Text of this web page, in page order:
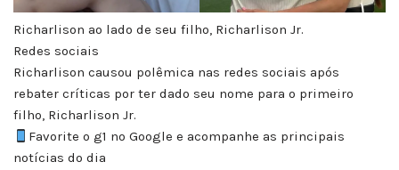
Richarlison ao lado de seu filho, Richarlison Jr.
Redes sociais
Richarlison causou polêmica nas redes sociais após
rebater críticas por ter dado seu nome para o primeiro
filho, Richarlison Jr.
Favorite o g1 no Google e acompanhe as principais
notícias do dia